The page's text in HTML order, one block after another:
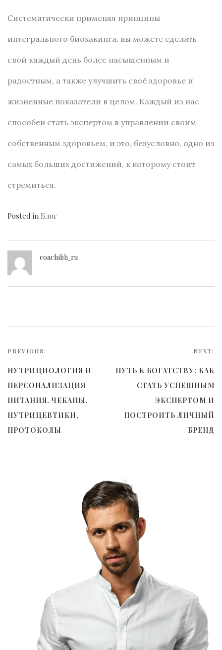
Систематически применяя принципы
интегрального биохакинга, вы можете сделать
свой каждый день более насыщенным и
радостным, а также улучшить своё здоровье и
жизненные показатели в целом. Каждый из нас
способен стать экспертом в управлении своим
собственным здоровьем, и это, безусловно, одно из
самых больших достижений, к которому стоит
стремиться.
Posted in Блог
coachibh_ru
по
записям
PREVIOUS:
НУТРИЦИОЛОГИЯ И
ПЕРСОНАЛИЗАЦИЯ
ПИТАНИЯ. ЧЕКАПЫ,
НУТРИЦЕВТИКИ,
ПРОТОКОЛЫ
NEXT:
ПУТЬ К БОГАТСТВУ: КАК
СТАТЬ УСПЕШНЫМ
ЭКСПЕРТОМ И
ПОСТРОИТЬ ЛИЧНЫЙ
БРЕНД